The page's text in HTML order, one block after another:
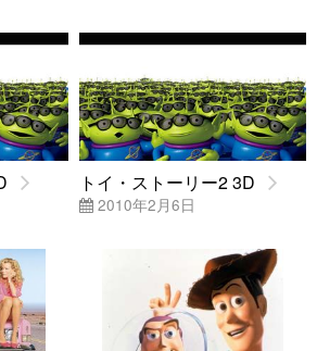
トイ・ストーリー2 3D
2010年2月6日